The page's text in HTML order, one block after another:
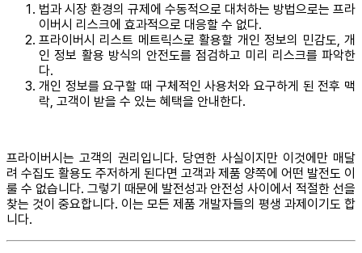
법과 시장 환경의 규제에 수동적으로 대처하는 방법으로는 프라
이버시 리스크에 효과적으로 대응할 수 없다.
프라이버시 리스트 메트릭스로 활용할 개인 정보의 민감도, 개
인 정보 활용 방식의 안전도를 점검하고 미리 리스크를 파악한
다.
개인 정보를 요구할 때 구체적인 사용처와 요구하게 된 전후 맥
락, 고객이 받을 수 있는 혜택을 안내한다.
프라이버시는 고객의 권리입니다. 당연한 사실이지만 이것에만 매달
려 수집도 활용도 주저하게 된다면 고객과 제품 양쪽에 어떤 발전도 이
룰 수 없습니다. 그렇기 때문에 발전성과 안전성 사이에서 적절한 선을
찾는 것이 중요합니다. 이는 모든 제품 개발자들의 평생 과제이기도 합
니다.